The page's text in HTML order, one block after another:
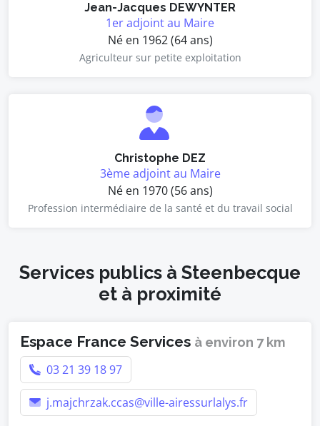
Jean-Jacques DEWYNTER
1er adjoint au Maire
Né en 1962 (64 ans)
Agriculteur sur petite exploitation
Christophe DEZ
3ème adjoint au Maire
Né en 1970 (56 ans)
Profession intermédiaire de la santé et du travail social
Services publics à Steenbecque
et à proximité
Espace France Services à environ 7 km
03 21 39 18 97
j.majchrzak.ccas@ville-airessurlalys.fr